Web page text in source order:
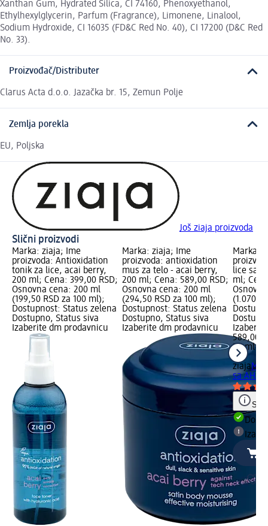
Xanthan Gum, Hydrated Silica, CI 74160, Phenoxyethanol,
Ethylhexylglycerin, Parfum (Fragrance), Limonene, Linalool,
Sodium Hydroxide, CI 16035 (FD&C Red No. 40), CI 17200 (D&C Red
No. 33).
Proizvođač/Distributer
Clarus Acta d.o.o. Jazačka br. 15, Zemun Polje
Zemlja porekla
EU, Poljska
Još ziaja proizvoda
Slični proizvodi
Marka: ziaja; Ime
proizvoda: Antioxidation
tonik za lice, acai berry,
200 ml; Cena: 399,00 RSD;
Osnovna cena: 200 ml
(199,50 RSD za 100 ml);
Dostupnost: Status zelena
Dostupno, Status siva
Izaberite dm prodavnicu
Marka: ziaja; Ime
proizvoda: antioxidation
mus za telo - acai berry,
200 ml; Cena: 589,00 RSD;
Osnovna cena: 200 ml
(294,50 RSD za 100 ml);
Dostupnost: Status zelena
Dostupno, Status siva
Izaberite dm prodavnicu
Marka:
lice sa
ml;
589,00
55 ml
ml)
ziaja
sa AHA